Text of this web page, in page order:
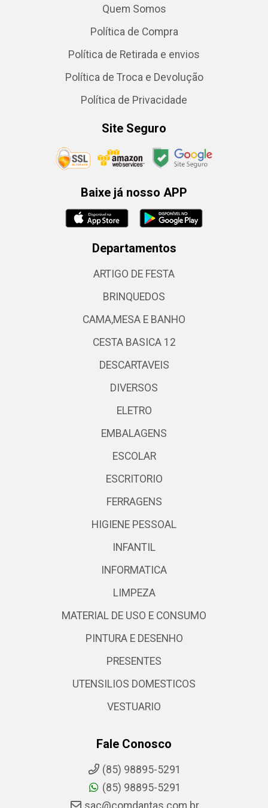
Quem Somos
Política de Compra
Política de Retirada e envios
Política de Troca e Devolução
Política de Privacidade
Site Seguro
Baixe já nosso APP
Departamentos
ARTIGO DE FESTA
BRINQUEDOS
CAMA,MESA E BANHO
CESTA BASICA 12
DESCARTAVEIS
DIVERSOS
ELETRO
EMBALAGENS
ESCOLAR
ESCRITORIO
FERRAGENS
HIGIENE PESSOAL
INFANTIL
INFORMATICA
LIMPEZA
MATERIAL DE USO E CONSUMO
PINTURA E DESENHO
PRESENTES
UTENSILIOS DOMESTICOS
VESTUARIO
Fale Conosco
(85) 98895-5291
(85) 98895-5291
sac@comdantas.com.br